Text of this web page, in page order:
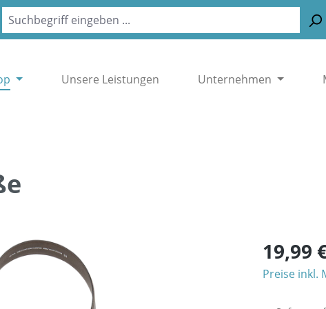
Unsere Leistungen Unternehmen
19,99
Preise inkl.